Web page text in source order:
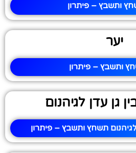
ותשבץ – פיתרון
יער
ותשבץ – פיתרון
גן עדן לגיהנום
תשחץ ותשבץ – פיתרון